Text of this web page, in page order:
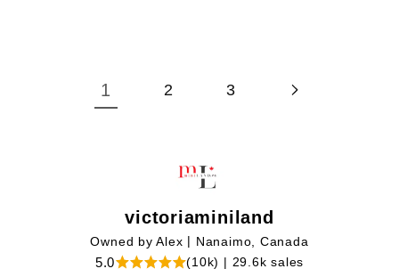
1 2 3
victoriaminiland
Owned by Alex | Nanaimo, Canada
5.0 (10k) | 29.6k sales